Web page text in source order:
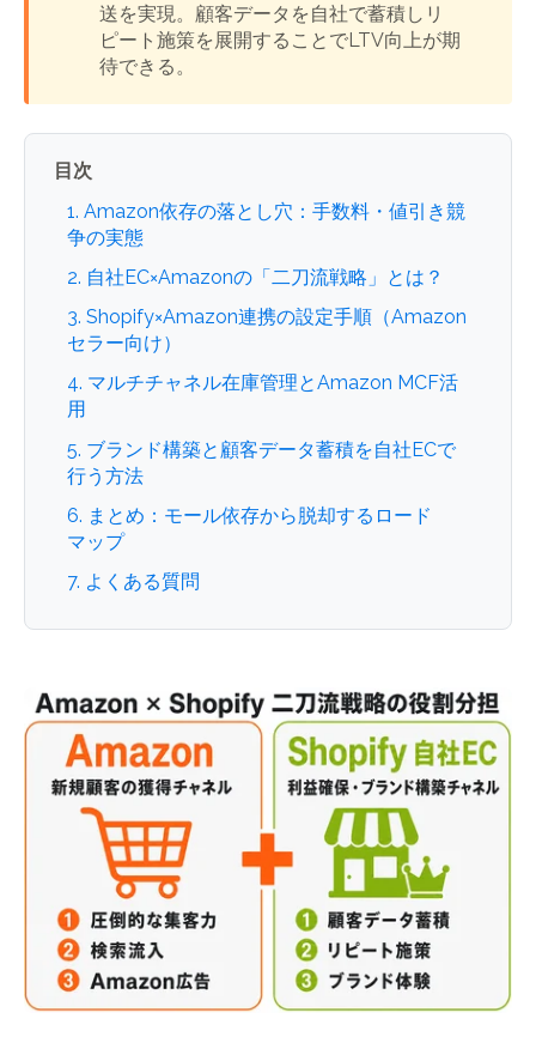
送を実現。顧客データを自社で蓄積しリ
ピート施策を展開することでLTV向上が期
待できる。
目次
1. Amazon依存の落とし穴：手数料・値引き競
争の実態
2. 自社EC×Amazonの「二刀流戦略」とは？
3. Shopify×Amazon連携の設定手順（Amazon
セラー向け）
4. マルチチャネル在庫管理とAmazon MCF活
用
5. ブランド構築と顧客データ蓄積を自社ECで
行う方法
6. まとめ：モール依存から脱却するロード
マップ
7. よくある質問